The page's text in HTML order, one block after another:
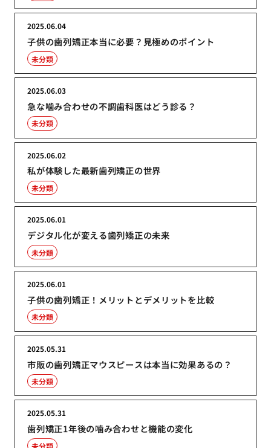
子供の歯列矯正本当に必要？見極めのポイント
2025.06.04
未分類
急な噛み合わせの不調歯科医はどう診る？
2025.06.03
未分類
私が体験した最新歯列矯正の世界
2025.06.02
未分類
デジタル化が変える歯列矯正の未来
2025.06.01
未分類
子供の歯列矯正！メリットとデメリットを比較
2025.06.01
未分類
市販の歯列矯正マウスピースは本当に効果あるの？
2025.05.31
未分類
歯列矯正1年後の噛み合わせと機能の変化
2025.05.31
未分類